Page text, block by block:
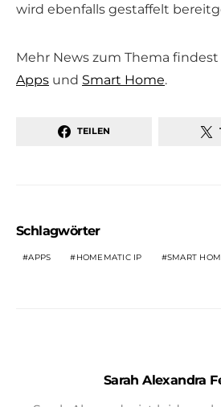
wird ebenfalls gestaffelt
Mehr News zum Thema
Apps und Smart Home.
TEILEN
Schlagwörter
APPS HOMEMATIC IP SMART
Sarah Alexandra